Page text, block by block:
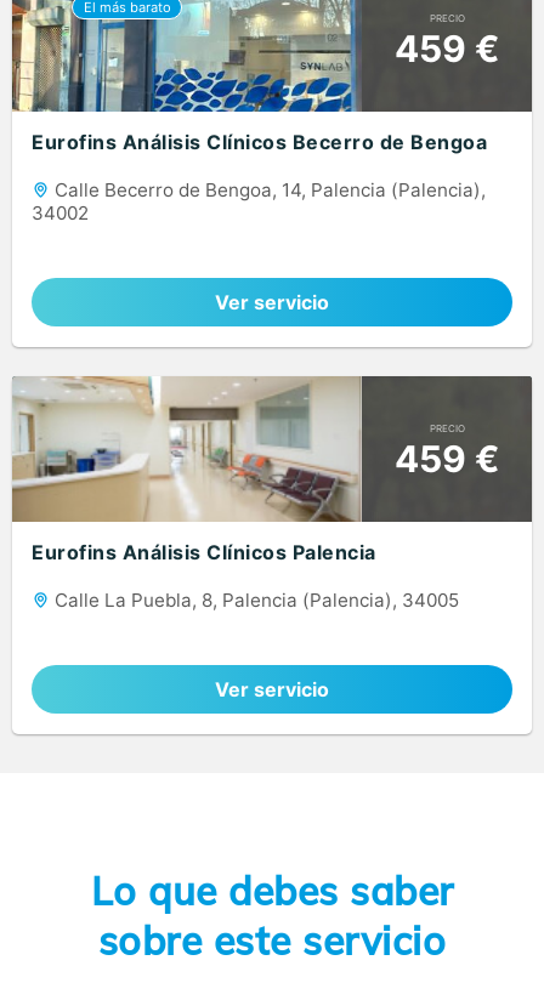
PRECIO
459 €
Eurofins Análisis Clínicos Becerro de Bengoa
Calle Becerro de Bengoa, 14, Palencia (Palencia),
34002
Ver servicio
PRECIO
459 €
Eurofins Análisis Clínicos Palencia
Calle La Puebla, 8, Palencia (Palencia), 34005
Ver servicio
Lo que debes saber
sobre este servicio